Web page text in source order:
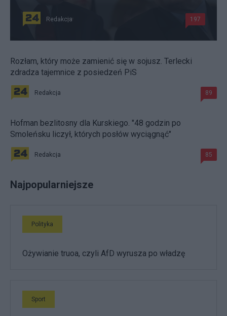
Redakcja 197
Rozłam, który może zamienić się w sojusz. Terlecki
zdradza tajemnice z posiedzeń PiS
Redakcja 89
Hofman bezlitosny dla Kurskiego. "48 godzin po
Smoleńsku liczył, których posłów wyciągnąć"
Redakcja 85
Najpopularniejsze
Polityka
Ożywianie truoa, czyli AfD wyrusza po władzę
Sport